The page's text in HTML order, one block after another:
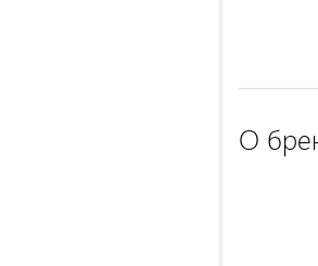
О